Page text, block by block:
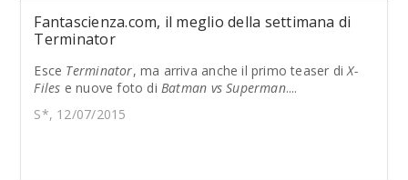
Fantascienza.com, il meglio della settimana di
Terminator
Esce Terminator, ma arriva anche il primo teaser diX-
Files e nuove foto diBatman vs Superman....
S*, 12/07/2015